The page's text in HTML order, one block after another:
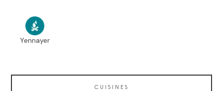
Yennayer
CUISINES